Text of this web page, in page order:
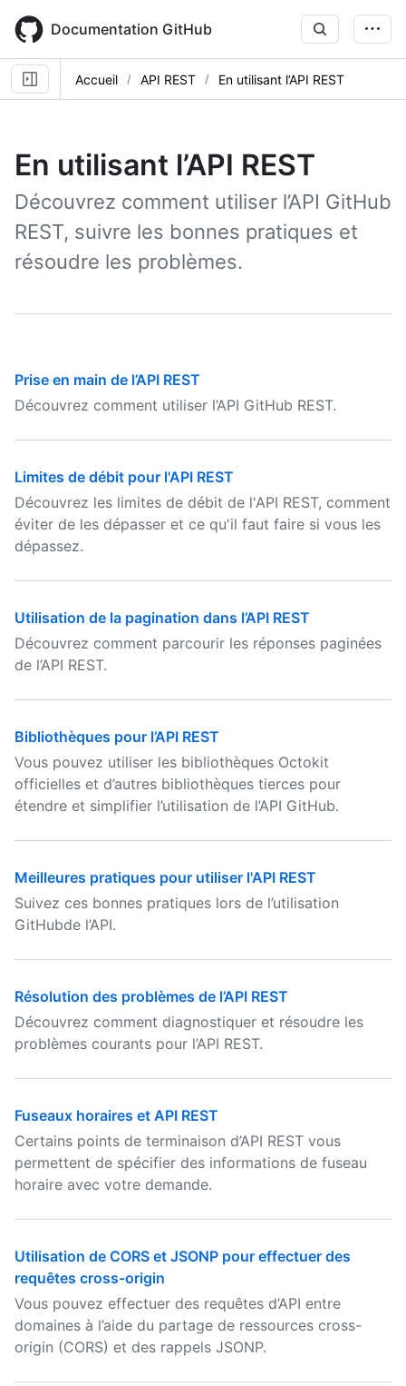
main
content
Documentation GitHub
Accueil API REST En utilisant l’API REST
En utilisant l’API REST
Découvrez comment utiliser l’API GitHub
REST, suivre les bonnes pratiques et
résoudre les problèmes.
Prise en main de l’API REST
Découvrez comment utiliser l’API GitHub REST.
Limites de débit pour l'API REST
Découvrez les limites de débit de l'API REST, comment
éviter de les dépasser et ce qu'il faut faire si vous les
dépassez.
Utilisation de la pagination dans l’API REST
Découvrez comment parcourir les réponses paginées
de l’API REST.
Bibliothèques pour l’API REST
Vous pouvez utiliser les bibliothèques Octokit
officielles et d’autres bibliothèques tierces pour
étendre et simplifier l’utilisation de l’API GitHub.
Meilleures pratiques pour utiliser l'API REST
Suivez ces bonnes pratiques lors de l’utilisation
GitHubde l’API.
Résolution des problèmes de l’API REST
Découvrez comment diagnostiquer et résoudre les
problèmes courants pour l’API REST.
Fuseaux horaires et API REST
Certains points de terminaison d’API REST vous
permettent de spécifier des informations de fuseau
horaire avec votre demande.
Utilisation de CORS et JSONP pour effectuer des
requêtes cross-origin
Vous pouvez effectuer des requêtes d’API entre
domaines à l’aide du partage de ressources cross-
origin (CORS) et des rappels JSONP.